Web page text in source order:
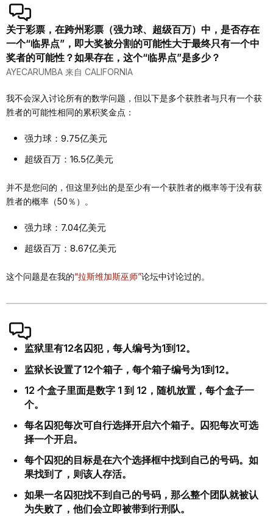
关于彩票，在跨州彩票（强力球、超级百万）中，是否存在
一个“临界点”，即大奖被分割的可能性大于最终只有一个中
奖者的可能性？如果存在，这个“临界点”是多少？
AYECARUMBA 来自 CALIFORNIA
我不会深入讨论所有的数学问题，但以下是多个获胜者与只有一个获
胜者的可能性相同的累积奖金点：
强力球：9.75亿美元
超级百万：16.5亿美元
并不是您问的，但这里列出的是至少有一个获胜者的概率等于没有获
胜者的概率（50％）。
强力球：7.04亿美元
超级百万：8.67亿美元
这个问题是在我的“拉斯维加斯巫师”论坛中讨论过的。
监狱里有12名囚犯，每人编号为1到12。
监狱长设置了12个箱子，每个箱子编号为1到12。
12 个盒子里面是数字 1 到 12，随机放置，每个盒子一
个。
每名囚犯每次可自行选择开启六个箱子。囚犯每次可选
择一个开启。
每个囚犯的目标是在六个选择框中找到自己的号码。如
果找到了，则该人存活。
如果一名囚犯找不到自己的号码，那么整个团队就被认
为失败了，他们会立即被带到行刑队。